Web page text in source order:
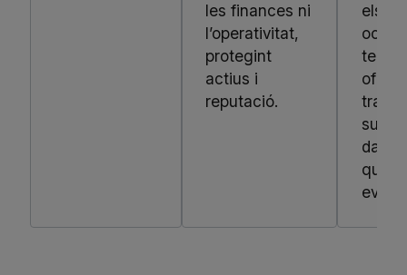
les finances ni
l’operativitat,
protegint
actius i
reputació.
els
suport